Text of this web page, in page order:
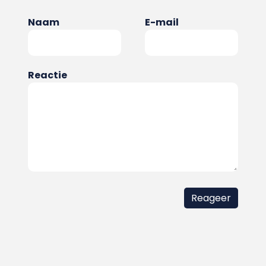
Naam E-mail
Reactie